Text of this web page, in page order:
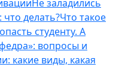
Не заладились
делать?Что такое
студенту. А
вопросы и
какие виды, какая